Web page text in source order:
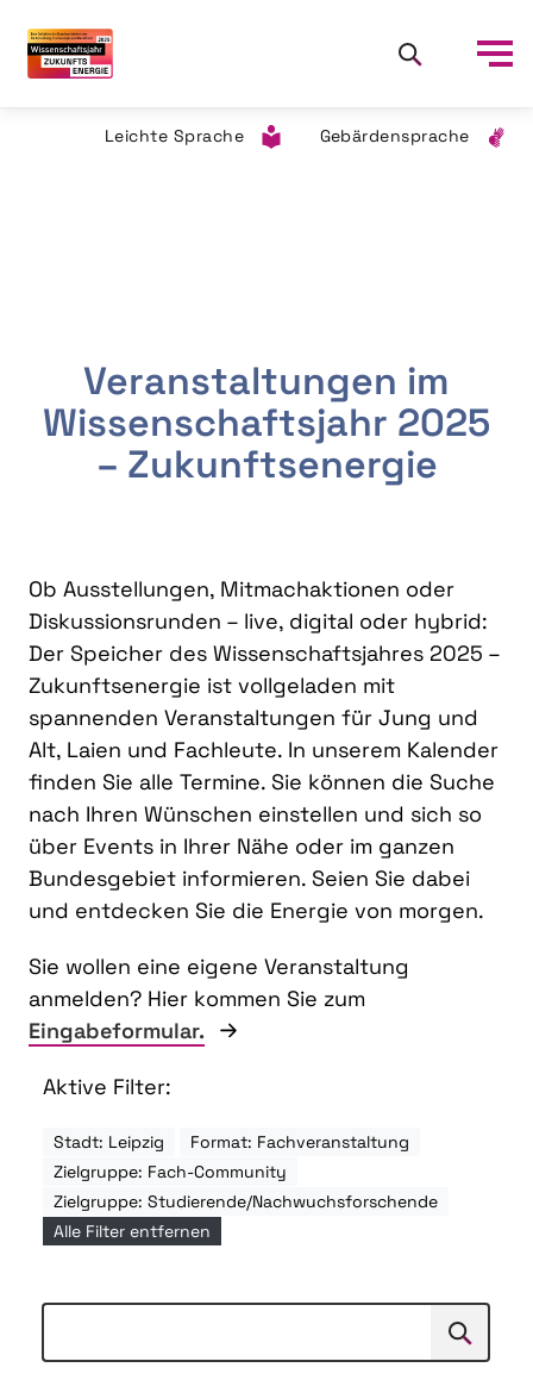
Leichte Sprache Gebärdensprache
Veranstaltungen im
Wissenschaftsjahr 2025
– Zukunftsenergie
Ob Ausstellungen, Mitmachaktionen oder
Diskussionsrunden – live, digital oder hybrid:
Der Speicher des Wissenschaftsjahres 2025 –
Zukunftsenergie ist vollgeladen mit
spannenden Veranstaltungen für Jung und
Alt, Laien und Fachleute. In unserem Kalender
finden Sie alle Termine. Sie können die Suche
nach Ihren Wünschen einstellen und sich so
über Events in Ihrer Nähe oder im ganzen
Bundesgebiet informieren. Seien Sie dabei
und entdecken Sie die Energie von morgen.
Sie wollen eine eigene Veranstaltung
anmelden? Hier kommen Sie zum
Eingabeformular.
Aktive Filter:
Stadt: Leipzig
Format: Fachveranstaltung
Zielgruppe: Fach-Community
Zielgruppe: Studierende/Nachwuchsforschende
Alle Filter entfernen
Suchen